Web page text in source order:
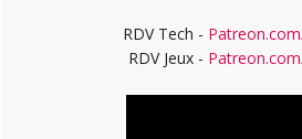
RDV Tech -
RDV Jeux -